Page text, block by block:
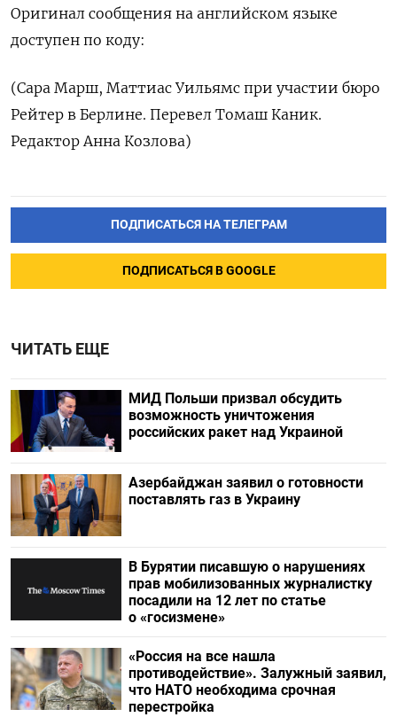
Оригинал сообщения на английском языке
доступен по коду:
(Сара Марш, Маттиас Уильямс при участии бюро
Рейтер в Берлине. Перевел Томаш Каник.
Редактор Анна Козлова)
ПОДПИСАТЬСЯ НА ТЕЛЕГРАМ
ПОДПИСАТЬСЯ В GOOGLE
ЧИТАТЬ ЕЩЕ
МИД Польши призвал обсудить
возможность уничтожения
российских ракет над Украиной
Азербайджан заявил о готовности
поставлять газ в Украину
В Бурятии писавшую о нарушениях
прав мобилизованных журналистку
посадили на 12 лет по статье
о «госизмене»
«Россия на все нашла
противодействие». Залужный заявил,
что НАТО необходима срочная
перестройка